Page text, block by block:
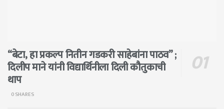
“बेटा, हा प्रकल्प नितीन गडकरी साहेबांना पाठव” ;
दिलीप माने यांनी विद्यार्थिनीला दिली कौतुकाची
थाप
0 SHARES